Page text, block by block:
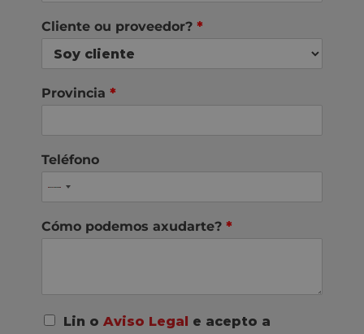
Cliente ou proveedor? *
Provincia *
Teléfono
Cómo podemos axudarte? *
A
Lin o Aviso Legal e acepto a